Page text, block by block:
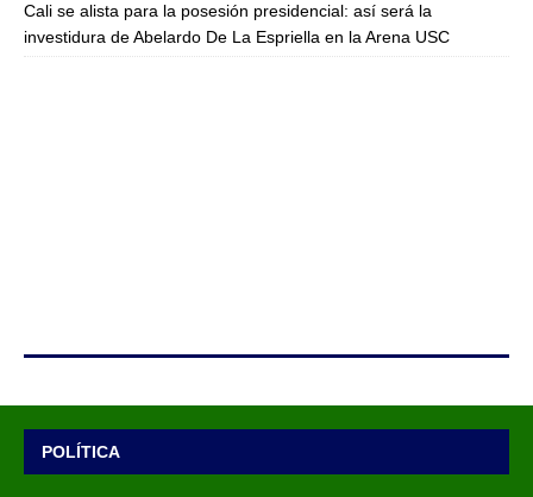
Cali se alista para la posesión presidencial: así será la
investidura de Abelardo De La Espriella en la Arena USC
POLÍTICA